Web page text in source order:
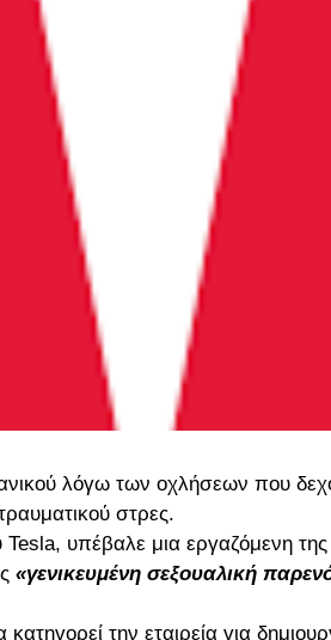
λόγω των οχλήσεων που
στρες.
υπέβαλε μια εργαζόμενη της
«γενικευμένη σεξουαλική
την εταιρεία για